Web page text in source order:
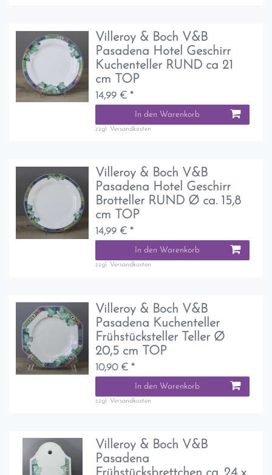
Villeroy & Boch V&B
Pasadena Hotel Geschirr
Kuchenteller RUND ca 21
cm TOP
14,99 € *
In den Warenkorb
zzgl. Versandkosten
Villeroy & Boch V&B
Pasadena Hotel Geschirr
Brotteller RUND Ø ca. 15,8
cm TOP
14,99 € *
In den Warenkorb
zzgl. Versandkosten
Villeroy & Boch V&B
Pasadena Kuchenteller
Frühstücksteller Teller Ø
20,5 cm TOP
10,90 € *
In den Warenkorb
zzgl. Versandkosten
Villeroy & Boch V&B
Pasadena